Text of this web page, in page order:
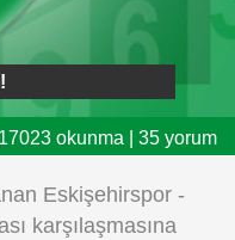
17023 okunma | 35 yorum
Eskişehirspor -
karşılaşmasına